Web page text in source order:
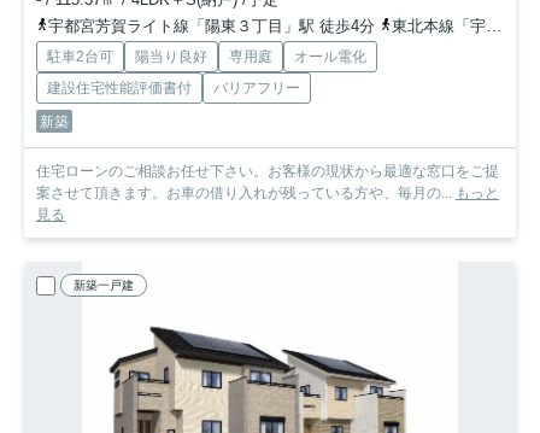
宇都宮芳賀ライト線「陽東３丁目」駅 徒歩4分
東北本線「宇都宮」駅 徒歩33分
駐車2台可 陽当り良好 専用庭
オール電化
建設住宅性能評価書付
バリアフリー
新築
住宅ローンのご相談お任せ下さい。お客様の現状から最適な窓口をご提
案させて頂きます。お車の借り入れが残っている方や、毎月の... もっと
見る
新築一戸建